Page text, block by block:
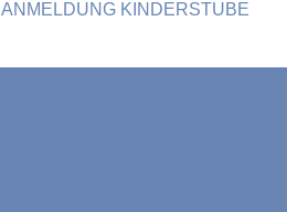
ANMELDUNG KINDERSTUBE